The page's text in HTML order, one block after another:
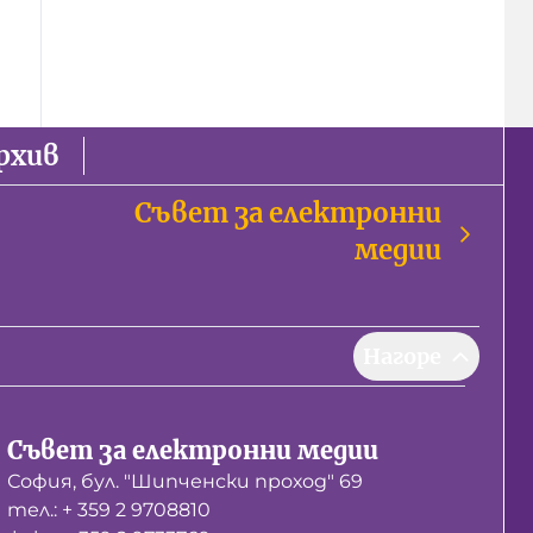
Съвет за електронни
медии
Съвет за електронни медии
София, бул. "Шипченски проход" 69
тел.: + 359 2 9708810